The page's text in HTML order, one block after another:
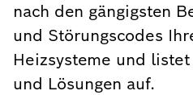
nach den gängigsten
und Störungscodes
Heizsysteme und
und Lösungen auf.